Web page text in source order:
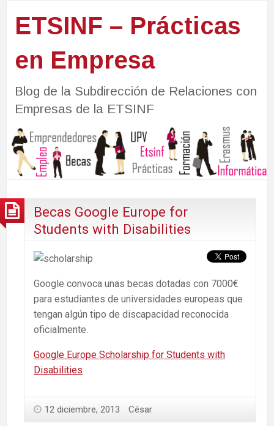
ETSINF – Prácticas
en Empresa
Blog de la Subdirección de Relaciones con
Empresas de la ETSINF
Becas Google Europe for
Students with Disabilities
Google convoca unas becas dotadas con 7000€
para estudiantes de universidades europeas que
tengan algún tipo de discapacidad reconocida
oficialmente.
Google Europe Scholarship for Students with
Disabilities
12 diciembre, 2013 César